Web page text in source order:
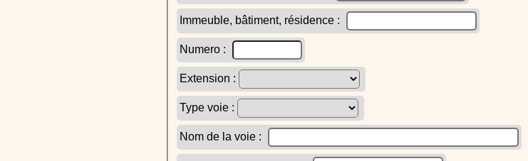
Immeuble, bâtiment, résidence :
Numero :
Extension :
Type voie :
Nom de la voie :